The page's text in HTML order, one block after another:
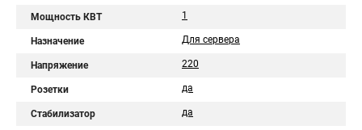
Мощность КВТ 1
Назначение Для сервера
Напряжение 220
Розетки да
Стабилизатор да